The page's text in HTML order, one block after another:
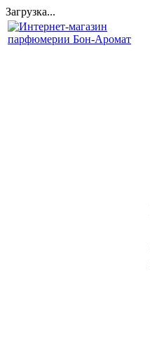
Загрузка...